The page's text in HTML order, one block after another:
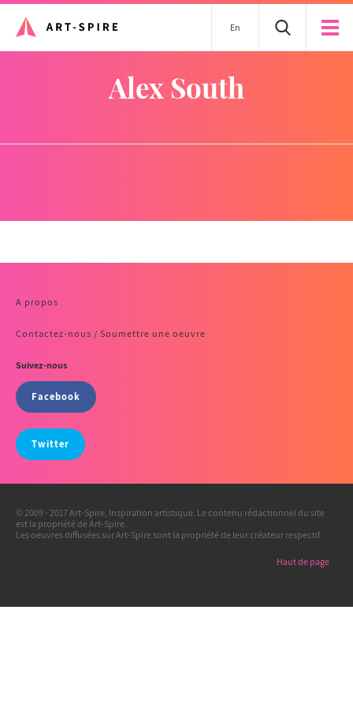
En
Alex South
A propos
Contactez-nous / Soumettre une oeuvre
Suivez-nous
Facebook
Twitter
© 2009 - 2017 Art-Spire, Inspiration artistique. Le contenu rédactionnel du site
est la propriété de Art-Spire.
Les oeuvres diffusées sur Art-Spire sont la propriété de leur créateur respectif.
Haut de page